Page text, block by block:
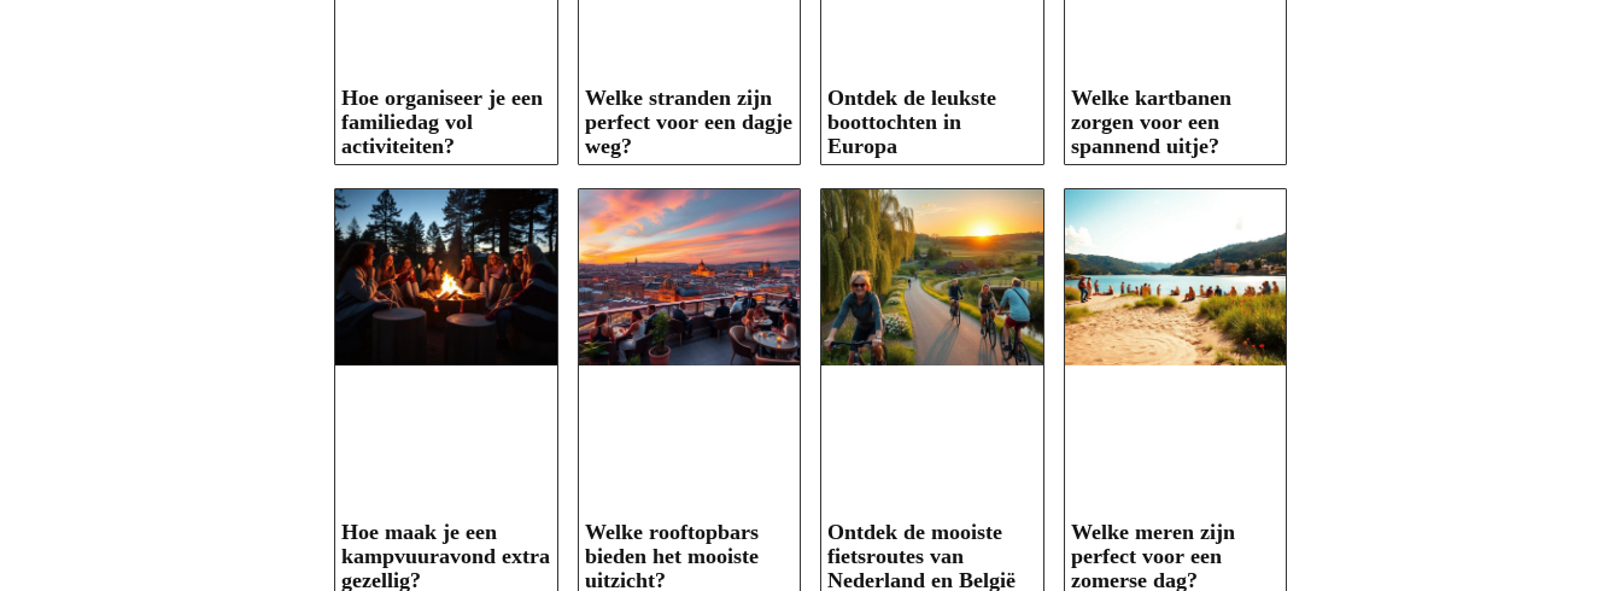
Hoe organiseer je een
familiedag vol
activiteiten?
Welke stranden zijn
perfect voor een dagje
weg?
Ontdek de leukste
boottochten in
Europa
Welke kartbanen
zorgen voor een
spannend uitje?
Hoe maak je een
kampvuuravond extra
gezellig?
Welke rooftopbars
bieden het mooiste
uitzicht?
Ontdek de mooiste
fietsroutes van
Nederland en België
Welke meren zijn
perfect voor een
zomerse dag?